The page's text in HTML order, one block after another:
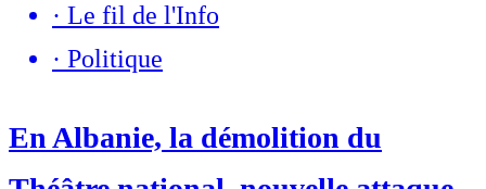
· Le fil de l'Info
· Politique
En Albanie, la démolition du